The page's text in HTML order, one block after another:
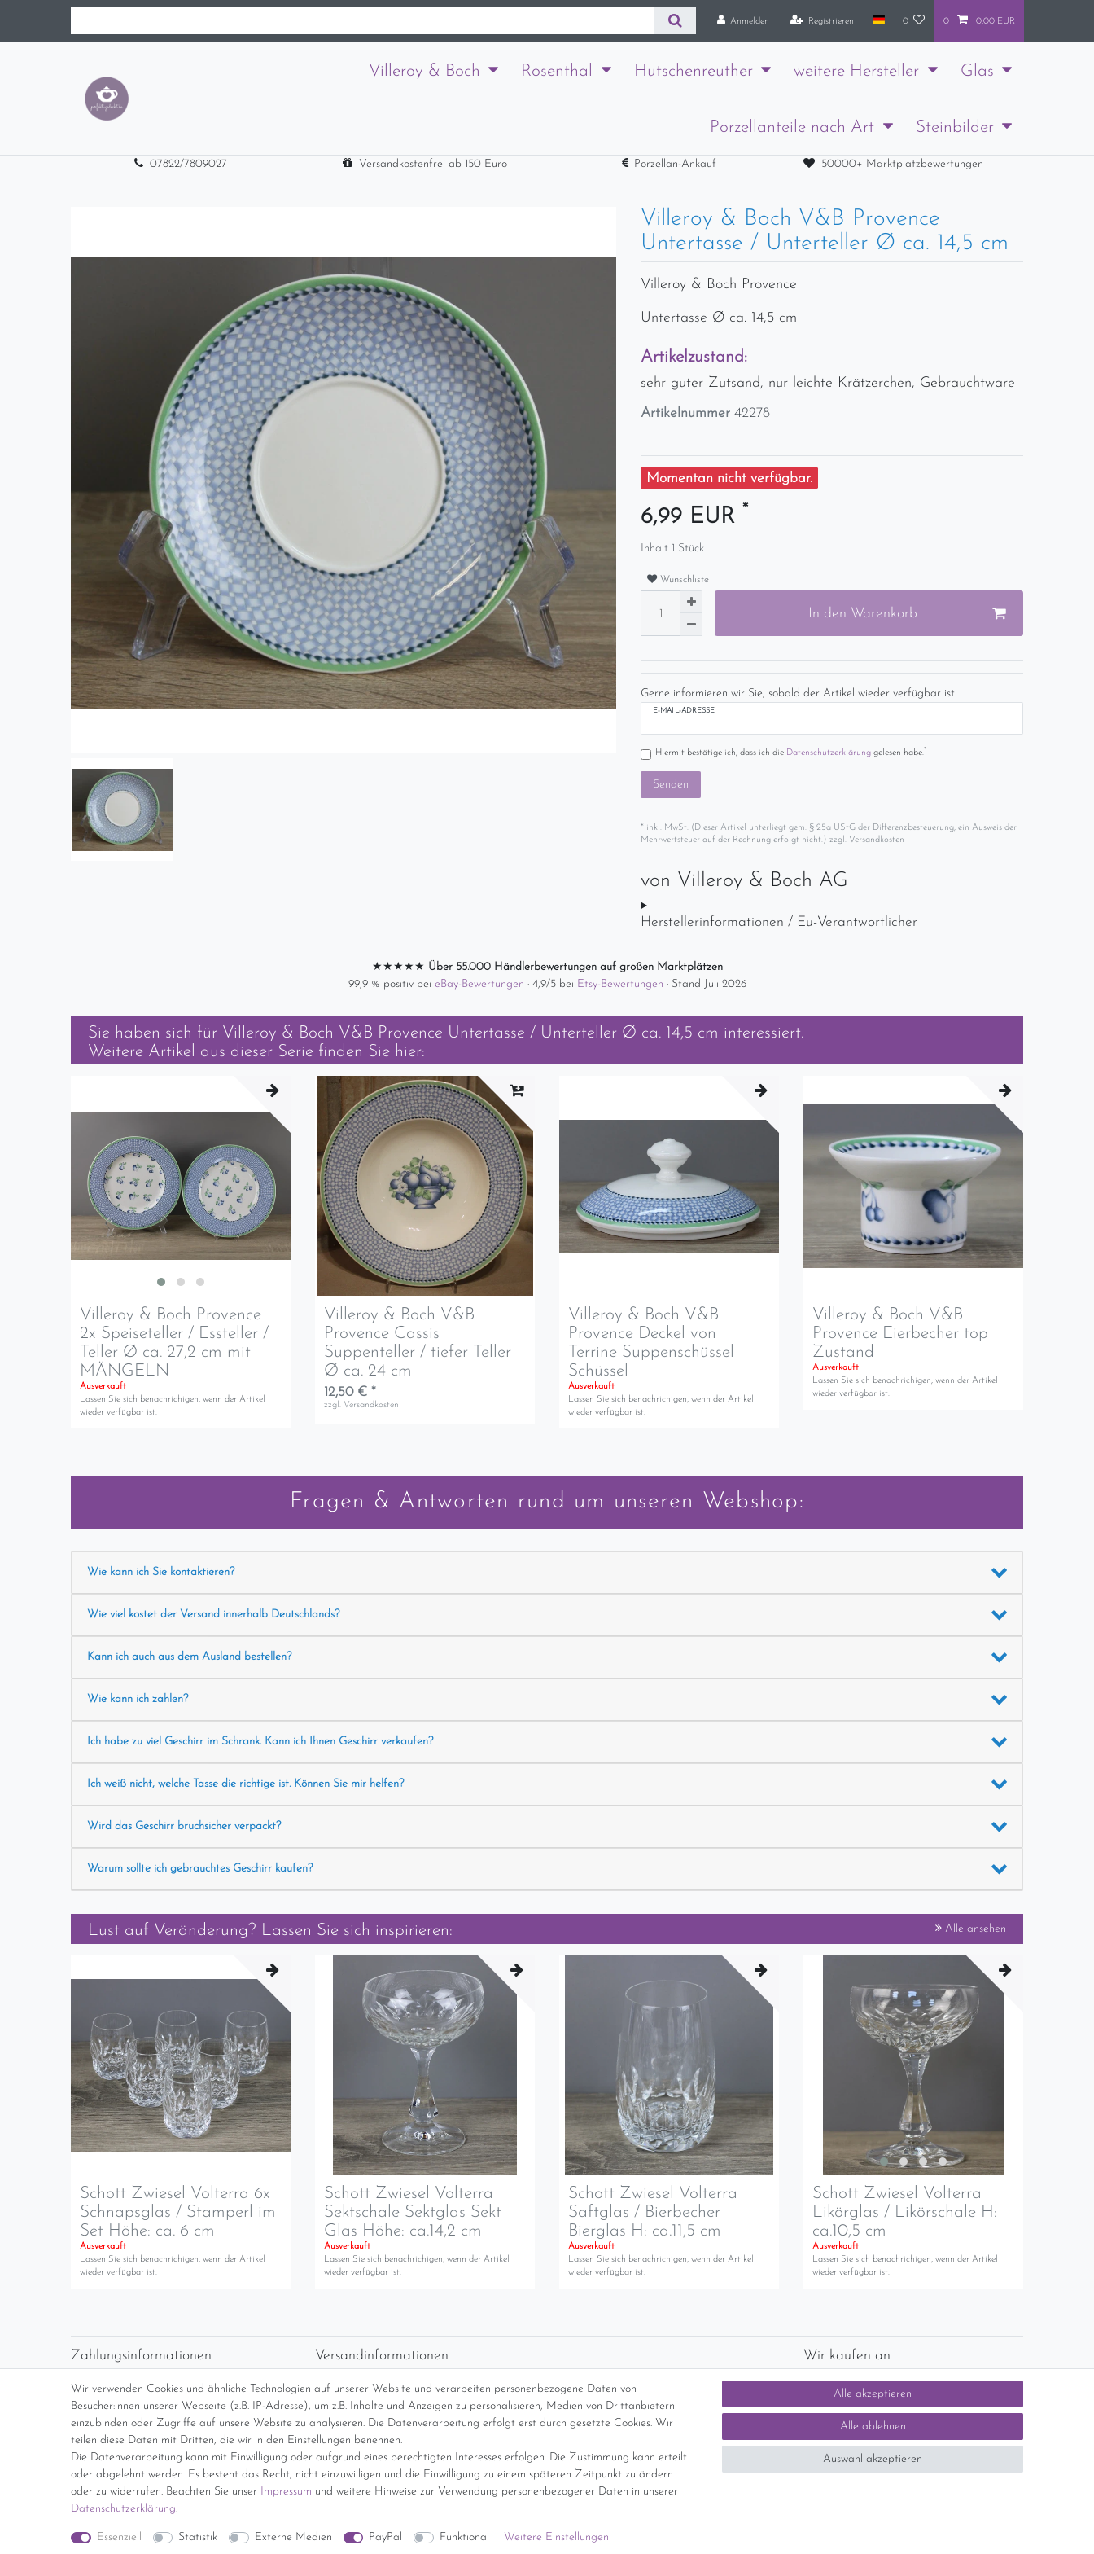
Anmelden Registrieren 0 0 0,00 EUR
Villeroy & Boch Rosenthal Hutschenreuther weitere Hersteller Glas
Porzellanteile nach Art Steinbilder
07822/7809027 Versandkostenfrei ab 150 Euro Porzellan-Ankauf 50000+ Marktplatzbewertungen
Villeroy & Boch V&B Provence
Untertasse / Unterteller Ø ca. 14,5 cm
Villeroy & Boch Provence
Untertasse Ø ca. 14,5 cm
Artikelzustand:
sehr guter Zutsand, nur leichte Krätzerchen, Gebrauchtware
Artikelnummer 42278
Momentan nicht verfügbar.
6,99 EUR *
Inhalt 1 Stück
Wunschliste
In den Warenkorb
Gerne informieren wir Sie, sobald der Artikel wieder verfügbar ist.
E-MAIL-ADRESSE
Hiermit bestätige ich, dass ich die Daten­schutz­erklärunggelesen habe.*
Senden
* inkl. MwSt. (Dieser Artikel unterliegt gem. § 25a UStG der Differenzbesteuerung, ein Ausweis der
Mehrwertsteuer auf der Rechnung erfolgt nicht.) zzgl. Versandkosten
von Villeroy & Boch AG
Herstellerinformationen / Eu-Verantwortlicher
★★★★★ Über 55.000 Händlerbewertungen auf großen Marktplätzen
99,9 % positiv bei eBay-Bewertungen · 4,9/5 bei Etsy-Bewertungen · Stand Juli 2026
Sie haben sich für Villeroy & Boch V&B Provence Untertasse / Unterteller Ø ca. 14,5 cm interessiert.
Weitere Artikel aus dieser Serie finden Sie hier:
Villeroy & Boch Provence
2x Speiseteller / Essteller /
Teller Ø ca. 27,2 cm mit
MÄNGELN
Ausverkauft
Lassen Sie sich benachrichigen, wenn der Artikel
wieder verfügbar ist.
Villeroy & Boch V&B
Provence Cassis
Suppenteller / tiefer Teller
Ø ca. 24 cm
12,50 € *
zzgl. Versandkosten
Villeroy & Boch V&B
Provence Deckel von
Terrine Suppenschüssel
Schüssel
Ausverkauft
Lassen Sie sich benachrichigen, wenn der Artikel
wieder verfügbar ist.
Villeroy & Boch V&B
Provence Eierbecher top
Zustand
Ausverkauft
Lassen Sie sich benachrichigen, wenn der Artikel
wieder verfügbar ist.
Fragen & Antworten rund um unseren Webshop:
Wie kann ich Sie kontaktieren?
Wie viel kostet der Versand innerhalb Deutschlands?
Kann ich auch aus dem Ausland bestellen?
Wie kann ich zahlen?
Ich habe zu viel Geschirr im Schrank. Kann ich Ihnen Geschirr verkaufen?
Ich weiß nicht, welche Tasse die richtige ist. Können Sie mir helfen?
Wird das Geschirr bruchsicher verpackt?
Warum sollte ich gebrauchtes Geschirr kaufen?
Lust auf Veränderung? Lassen Sie sich inspirieren: Alle ansehen
Schott Zwiesel Volterra 6x
Schnapsglas / Stamperl im
Set Höhe: ca. 6 cm
Ausverkauft
Lassen Sie sich benachrichigen, wenn der Artikel
wieder verfügbar ist.
Schott Zwiesel Volterra
Sektschale Sektglas Sekt
Glas Höhe: ca.14,2 cm
Ausverkauft
Lassen Sie sich benachrichigen, wenn der Artikel
wieder verfügbar ist.
Schott Zwiesel Volterra
Saftglas / Bierbecher
Bierglas H: ca.11,5 cm
Ausverkauft
Lassen Sie sich benachrichigen, wenn der Artikel
wieder verfügbar ist.
Schott Zwiesel Volterra
Likörglas / Likörschale H:
ca.10,5 cm
Ausverkauft
Lassen Sie sich benachrichigen, wenn der Artikel
wieder verfügbar ist.
Wir verwenden Cookies und ähnliche Technologien auf unserer Website und verarbeiten personenbezogene Daten von
Besucher:innen unserer Webseite (z.B. IP-Adresse), um z.B. Inhalte und Anzeigen zu personalisieren, Medien von Drittanbietern
einzubinden oder Zugriffe auf unsere Website zu analysieren. Die Datenverarbeitung erfolgt erst durch gesetzte Cookies. Wir
teilen diese Daten mit Dritten, die wir in den Einstellungen benennen.
Die Datenverarbeitung kann mit Einwilligung oder aufgrund eines berechtigten Interesses erfolgen. Die Zustimmung kann erteilt
oder abgelehnt werden. Es besteht das Recht, nicht einzuwilligen und die Einwilligung zu einem späteren Zeitpunkt zu ändern
oder zu widerrufen. Beachten Sie unser Impressum und weitere Hinweise zur Verwendung personenbezogener Daten in unserer
Daten­schutz­erklärung.
Essenziell Statistik Externe Medien PayPal Funktional Weitere Einstellungen
Alle akzeptieren
Alle ablehnen
Auswahl akzeptieren
Zahlungsinformationen
Paypal
Abholung
Versandinformationen
Versand per GLS (6,90 Euro) oder DHL (8,49 Euro ) inkl. MwSt. (innerhalb Deutschlands)
kostenfreie Lieferung ab 150 Euro Warenwert (innerhalb Deutschlands)
Übersicht Internationale Versandkosten
Wir kaufen an
Sie haben zuviel Porzellan im Schrank? Gerne
kaufen wir dieses an. Einfach unverbindliches
Angebot anfordern.
*Endpreis inkl. MwSt. (Dieser Artikel unterliegt gem. § 25a UStG der Differenzbesteuerung, ein Ausweis der Mehrwertsteuer auf der Rechnung erfolgt nicht.)